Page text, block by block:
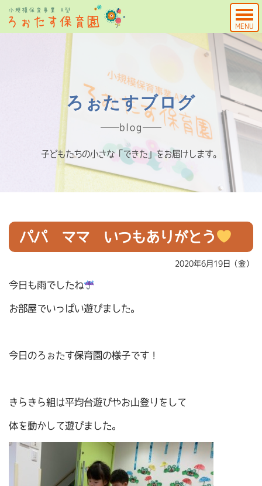
MENU
ろぉたすブログ
blog
子どもたちの小さな「できた」をお届けします。
パパ ママ いつもありがとう
2020年6月19日（金）
今日も雨でしたね
お部屋でいっぱい遊びました。
今日のろぉたす保育園の様子です！
きらきら組は平均台遊びやお山登りをして
体を動かして遊びました。